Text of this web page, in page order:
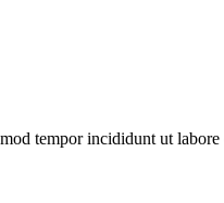
tempor incididunt ut